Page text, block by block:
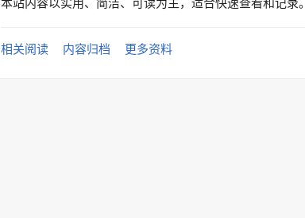
本站内容以实用、简洁、可读为主，适合快速查看和记录。
相关阅读 内容归档 更多资料